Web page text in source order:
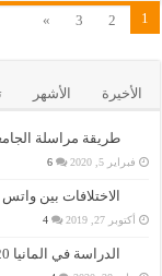
1
2
3
»
الأخيرة الأشهر
طريقة مراسلة
فبراير 5, 2020 6
الاختلافات بين
أكتوبر 27, 2019 4
الدراسة في المانيا 2020 واهم التفاصيل عنها